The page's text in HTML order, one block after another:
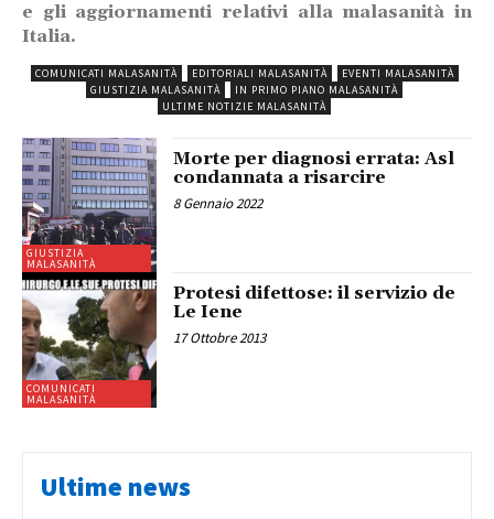
e gli aggiornamenti relativi alla malasanità in
Italia.
COMUNICATI MALASANITÀ EDITORIALI MALASANITÀ
EVENTI MALASANITÀ
GIUSTIZIA MALASANITÀ
IN PRIMO PIANO MALASANITÀ
ULTIME NOTIZIE MALASANITÀ
GIUSTIZIA
MALASANITÀ
Morte per diagnosi errata: Asl
condannata a risarcire
8 Gennaio 2022
COMUNICATI
MALASANITÀ
Protesi difettose: il servizio de
Le Iene
17 Ottobre 2013
Ultime news